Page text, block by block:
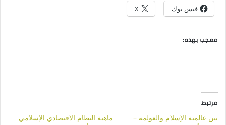
فيس بوك X
معجب بهذه:
مرتبط
بين عالمية الإسلام والعولمة –
ماهية النظام الاقتصادي الإسلامي